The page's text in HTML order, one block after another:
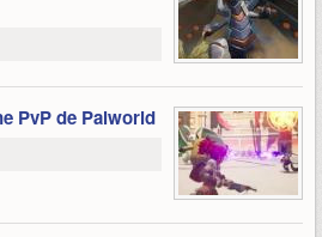
PvP de Palworld